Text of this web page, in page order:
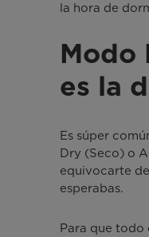
la hora de
Modo
es la
Es súper
Dry (Seco) o
equivocarte
esperabas.
Para que